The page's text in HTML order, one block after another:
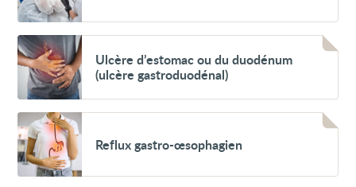
Voir
Ulcère
d’estomac
ou
du
(ulcère
gastroduodénal)
Ulcère d’estomac ou du duodénum
(ulcère gastroduodénal)
Voir
Reflux
gastro-
œsophagien
Reflux gastro-œsophagien